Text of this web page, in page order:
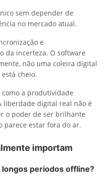
sem depender de
no mercado atual.
e
da incerteza. O software
não uma coleira digital
cheio.
a produtividade
liberdade digital real não é
o poder de ser brilhante
parece estar fora do ar.
importam
longos períodos offline?